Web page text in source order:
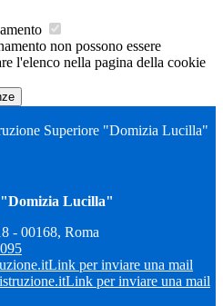
non possono essere
l'elenco nella pagina della cookie
Superiore "Domizia Lucilla"
Lucilla"
- 00168, Roma
Link per inviare una mail
Link per inviare una mail